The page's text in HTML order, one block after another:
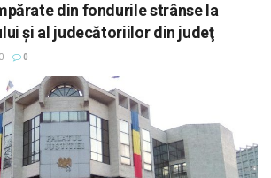
din fondurile strânse la
şi al judecătoriilor din judeţ
0